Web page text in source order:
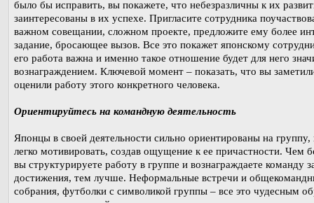
было бы исправить, вы покажете, что небезразличны к их
заинтересованы в их успехе. Пригласите сотрудника
важном совещании, сложном проекте, предложите ему более
задание, бросающее вызов. Все это покажет японскому
его работа важна и именно такое отношение будет для него
вознаграждением. Ключевой момент – показать, что вы
оценили работу этого конкретного человека.
Ориентируйтесь на командную деятельность
Японцы в своей деятельности сильно ориентированы на группу,
легко мотивировать, создав ощущение к ее причастности. Чем
вы структурируете работу в группе и вознаграждаете команду
достижения, тем лучше. Неформальные встречи и
собрания, футболки с символикой группы – все это чудесным